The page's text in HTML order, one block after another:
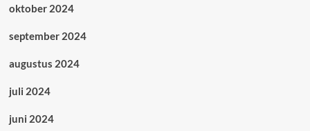
oktober 2024
september 2024
augustus 2024
juli 2024
juni 2024